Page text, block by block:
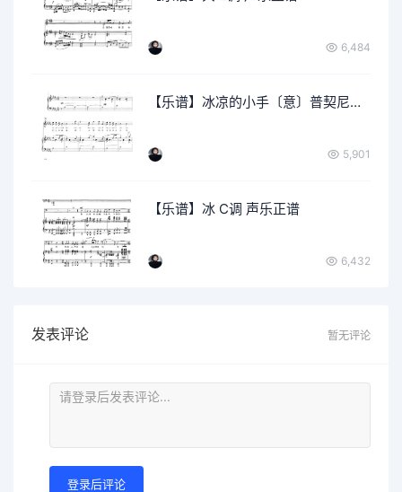
6,484
【乐谱】冰凉的小手〔意〕普契尼曲 降D调 声乐正谱
5,901
【乐谱】冰 C调 声乐正谱
6,432
发表评论 暂无评论
登录后评论